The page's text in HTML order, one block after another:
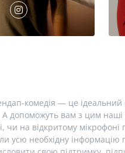
комедія — це
А допоможуть вам з цим
чи на відкритому мікрофоні
усю необхідну